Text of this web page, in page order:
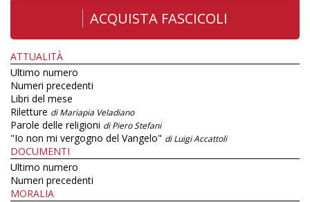
ACQUISTA FASCICOLI
ATTUALITÀ
Ultimo numero
Numeri precedenti
Libri del mese
Riletture di Mariapia Veladiano
Parole delle religioni di Piero Stefani
"Io non mi vergogno del Vangelo" di Luigi Accattoli
DOCUMENTI
Ultimo numero
Numeri precedenti
MORALIA